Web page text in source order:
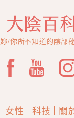
妳/你所不知道的陰部
女性 科技
關